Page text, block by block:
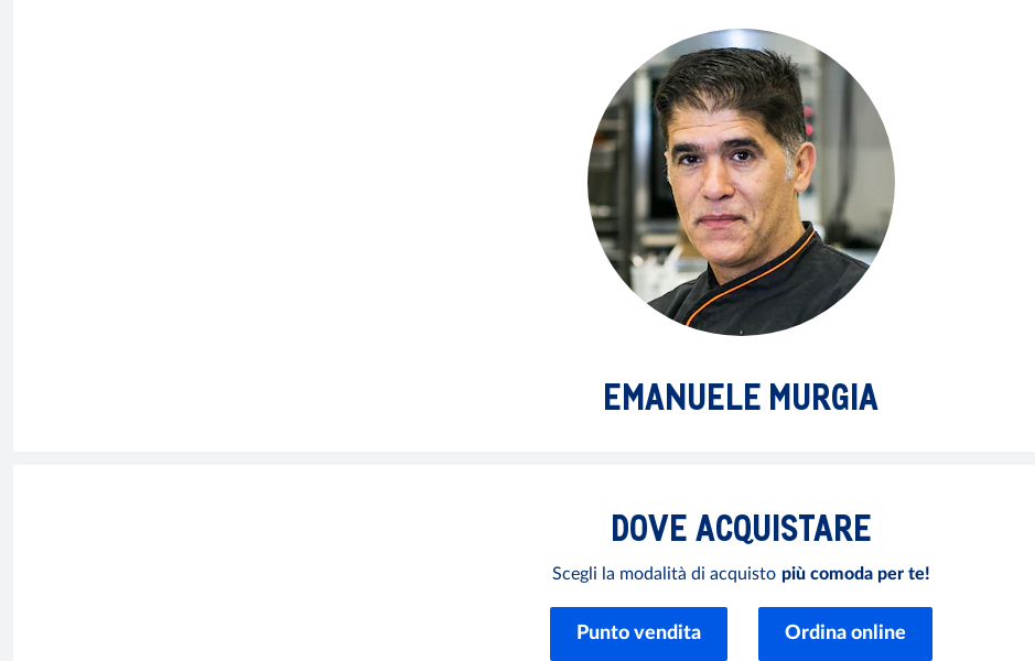
EMANUELE MURGIA
DOVE ACQUISTARE
Scegli la modalità di acquisto più comoda per te!
Punto vendita Ordina online